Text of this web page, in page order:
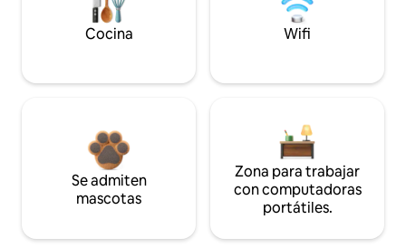
Cocina Wifi
Se admiten
mascotas
Zona para trabajar
con computadoras
portátiles.